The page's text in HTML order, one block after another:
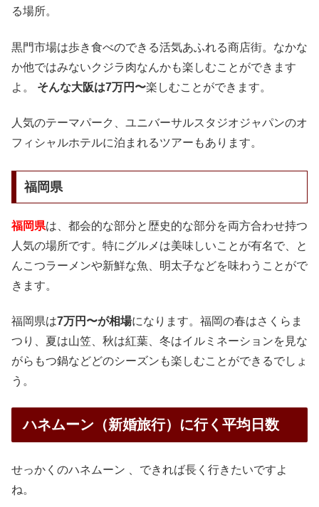
る場所。
黒門市場は歩き食べのできる活気あふれる商店街。なかな
か他ではみないクジラ肉なんかも楽しむことができます
よ。 そんな大阪は7万円〜楽しむことができます。
人気のテーマパーク、ユニバーサルスタジオジャパンのオ
フィシャルホテルに泊まれるツアーもあります。
福岡県
福岡県は、都会的な部分と歴史的な部分を両方合わせ持つ
人気の場所です。特にグルメは美味しいことが有名で、と
んこつラーメンや新鮮な魚、明太子などを味わうことがで
きます。
福岡県は7万円〜が相場になります。福岡の春はさくらま
つり、夏は山笠、秋は紅葉、冬はイルミネーションを見な
がらもつ鍋などどのシーズンも楽しむことができるでしょ
う。
ハネムーン（新婚旅行）に行く平均日数
せっかくのハネムーン 、できれば長く行きたいですよ
ね。